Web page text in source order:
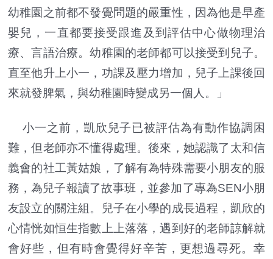
幼稚園之前都不發覺問題的嚴重性，因為他是早產
嬰兒，一直都要接受跟進及到評估中心做物理治
療、言語治療。幼稚園的老師都可以接受到兒子。
直至他升上小一，功課及壓力增加，兒子上課後回
來就發脾氣，與幼稚園時變成另一個人。」
小一之前，凱欣兒子已被評估為有動作協調困
難，但老師亦不懂得處理。後來，她認識了太和信
義會的社工黃姑娘，了解有為特殊需要小朋友的服
務，為兒子報讀了故事班，並參加了專為SEN小朋
友設立的關注組。兒子在小學的成長過程，凱欣的
心情恍如恒生指數上上落落，遇到好的老師諒解就
會好些，但有時會覺得好辛苦，更想過尋死。幸